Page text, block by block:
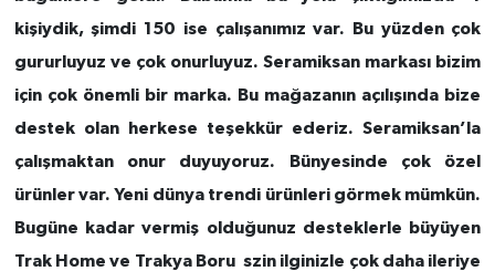
kişiydik, şimdi 150 ise çalışanımız var. Bu yüzden çok
gururluyuz ve çok onurluyuz. Seramiksan markası bizim
için çok önemli bir marka. Bu mağazanın açılışında bize
destek olan herkese teşekkür ederiz. Seramiksan’la
çalışmaktan onur duyuyoruz. Bünyesinde çok özel
ürünler var. Yeni dünya trendi ürünleri görmek mümkün.
Bugüne kadar vermiş olduğunuz desteklerle büyüyen
Trak Home ve Trakya Boru szin ilginizle çok daha ileriye